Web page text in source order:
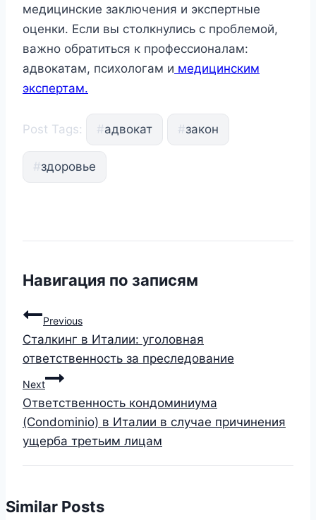
медицинские заключения и экспертные
оценки. Если вы столкнулись с проблемой,
важно обратиться к профессионалам:
адвокатам, психологам и медицинским
экспертам.
Post Tags: #адвокат #закон
#здоровье
Навигация по записям
Previous
Сталкинг в Италии: уголовная
ответственность за преследование
Next
Ответственность кондоминиума
(Condominio) в Италии в случае причинения
ущерба третьим лицам
Similar Posts